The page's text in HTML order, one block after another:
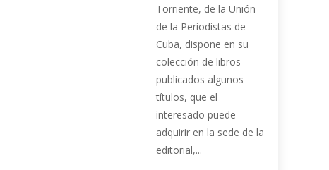
Torriente, de la Unión
de la Periodistas de
Cuba, dispone en su
colección de libros
publicados algunos
títulos, que el
interesado puede
adquirir en la sede de la
editorial,...